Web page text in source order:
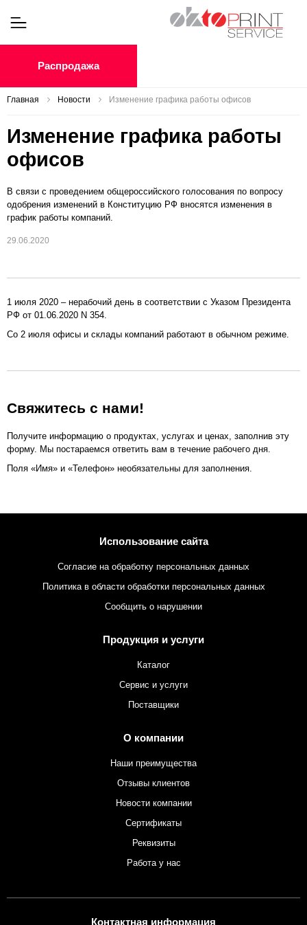
Распродажа
Главная Новости Изменение графика работы офисов
Изменение графика работы
офисов
В связи с проведением общероссийского голосования по вопросу
одобрения изменений в Конституцию РФ вносятся изменения в
график работы компаний.
29.06.2020
1 июля 2020 – нерабочий день в соответствии с Указом Президента
РФ от 01.06.2020 N 354.
Cо 2 июля офисы и склады компаний работают в обычном режиме.
Свяжитесь с нами!
Получите информацию о продуктах, услугах и ценах, заполнив эту
форму. Мы постараемся ответить вам в течение рабочего дня.
Поля «Имя» и «Телефон» необязательны для заполнения.
Использование сайта
Согласие на обработку персональных данных
Политика в области обработки персональных данных
Сообщить о нарушении
Продукция и услуги
Каталог
Сервис и услуги
Поставщики
О компании
Наши преимущества
Отзывы клиентов
Новости компании
Сертификаты
Реквизиты
Работа у нас
Контактная информация